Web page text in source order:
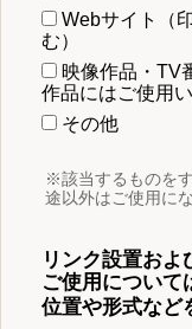
Webサイト（
む）
映像作品・TV
作品にはご使用
その他
※該当するものを
途以外はご使用に
リンク設置お
ご使用について
位置や形式など